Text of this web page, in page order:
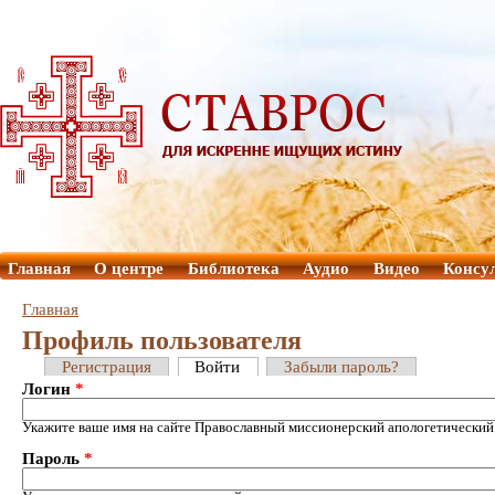
Главная О центре Библиотека Аудио Видео
Главная
Профиль пользователя
Регистрация Войти
Забыли пароль?
Логин *
Укажите ваше имя на сайте Православный миссионерский
Пароль *